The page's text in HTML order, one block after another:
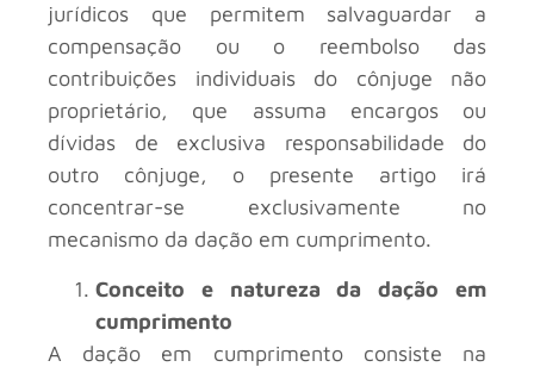
jurídicos que permitem salvaguardar a
compensação ou o reembolso das
contribuições individuais do cônjuge não
proprietário, que assuma encargos ou
dívidas de exclusiva responsabilidade do
outro cônjuge, o presente artigo irá
concentrar-se exclusivamente no
mecanismo da dação em cumprimento.
Conceito e natureza da dação em
cumprimento
A dação em cumprimento consiste na